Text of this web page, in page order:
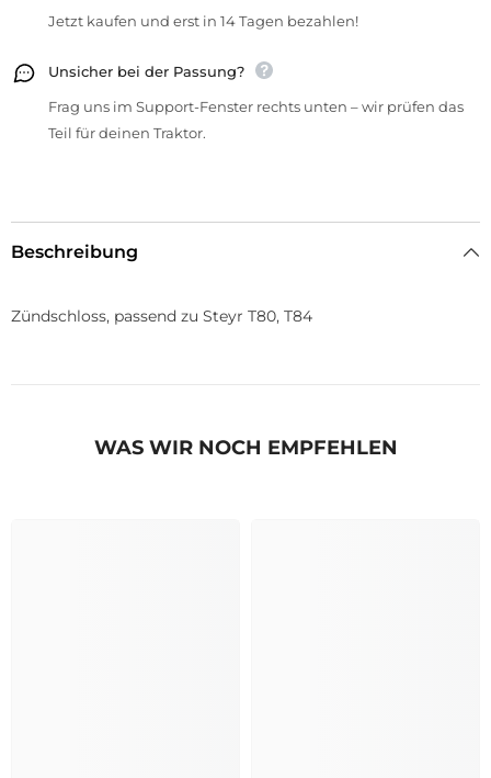
Jetzt kaufen und erst in 14 Tagen bezahlen!
Unsicher bei der Passung?
Frag uns im Support-Fenster rechts unten – wir prüfen das
Teil für deinen Traktor.
Beschreibung
Zündschloss, passend zu Steyr T80, T84
WAS WIR NOCH EMPFEHLEN